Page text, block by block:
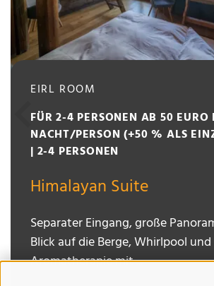
EIRL ROOM
FÜR 2-4 PERSONEN AB 50 EURO
NACHT/PERSON (+50 % ALS
| 2-4 PERSONEN
Himalayan Suite
Separater Eingang, große
Blick auf die Berge, Whirlpool und
Aromatherapie mit ...